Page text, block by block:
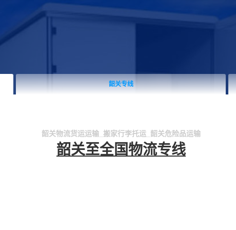
韶关专线
韶关物流货运运输_搬家行李托运_韶关危险品运输
韶关至全国物流专线